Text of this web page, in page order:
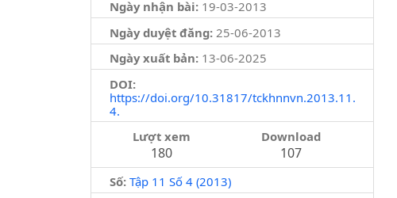
Ngày nhận bài: 19-03-2013
Ngày duyệt đăng:25-06-2013
Ngày xuất bản: 13-06-2025
DOI:
https://doi.org/10.31817/tckhnnvn.2013.11.
4.
Lượt xem
180
Download
107
Số: Tập 11 Số 4 (2013)